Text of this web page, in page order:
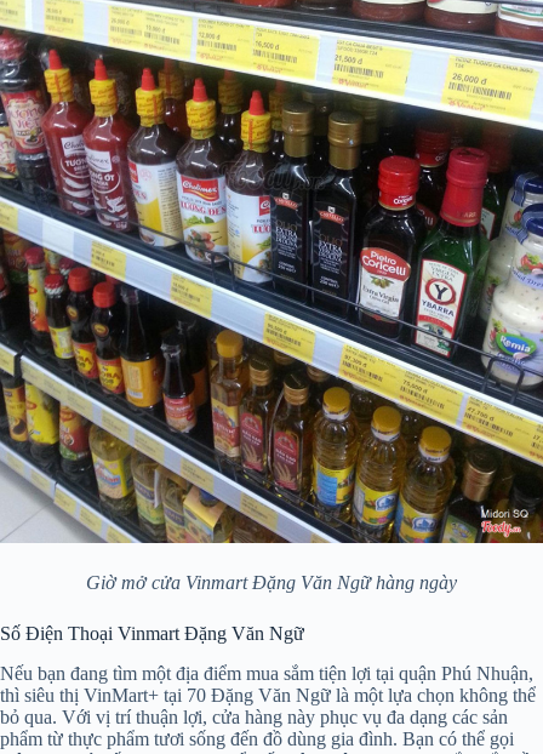
Giờ mở cửa Vinmart Đặng Văn Ngữ hàng ngày
Số Điện Thoại Vinmart Đặng Văn Ngữ
Nếu bạn đang tìm một địa điểm mua sắm tiện lợi tại quận Phú Nhuận,
thì siêu thị VinMart+ tại 70 Đặng Văn Ngữ là một lựa chọn không thể
bỏ qua. Với vị trí thuận lợi, cửa hàng này phục vụ đa dạng các sản
phẩm từ thực phẩm tươi sống đến đồ dùng gia đình. Bạn có thể gọi